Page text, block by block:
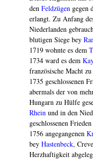
den Feldzügengegen
erlangt. Zu Anfang
Niederlanden
blutigen Siege bey
1719 wohnte es dem
1734 ward es dem
französische Macht
1735 geschlossenen
abermals der von
Hungarn zu Hülfe
Rheinund in den
geschlossenen
1756 angegangenen
bey Hastenbeck,
Herzhaftigkeit